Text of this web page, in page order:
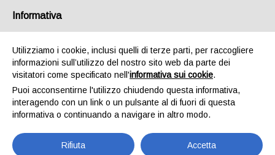
AZIENDE
Informativa
Utilizziamo i cookie, inclusi quelli di terze parti, per raccogliere
informazioni sull’utilizzo del nostro sito web da parte dei
visitatori come specificato nell'informativa sui cookie.
Puoi acconsentirne l'utilizzo chiudendo questa informativa,
interagendo con un link o un pulsante al di fuori di questa
informativa o continuando a navigare in altro modo.
Rifiuta Accetta